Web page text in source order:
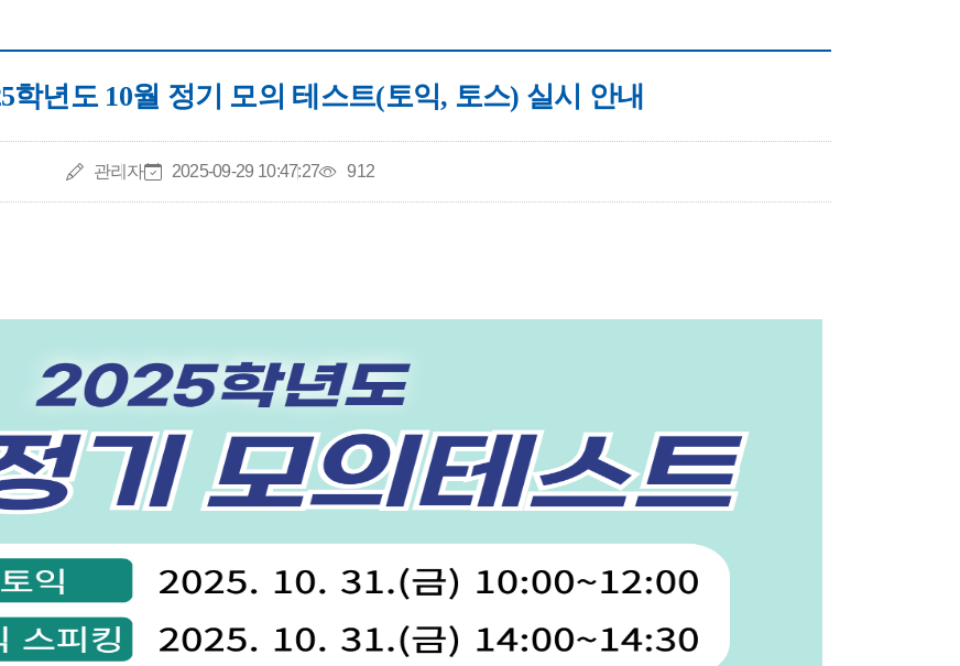
학년도 10월 정기 모의 테스트(토익, 토스) 실시 안내
작성자
관리자 작성일
2025-09-29 10:47:27 조회수
912